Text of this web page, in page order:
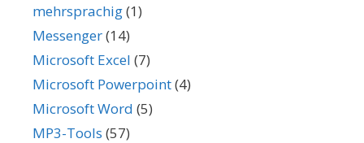
mehrsprachig(1)
Messenger(14)
Microsoft Excel (7)
Microsoft Powerpoint(4)
Microsoft Word (5)
MP3-Tools (57)